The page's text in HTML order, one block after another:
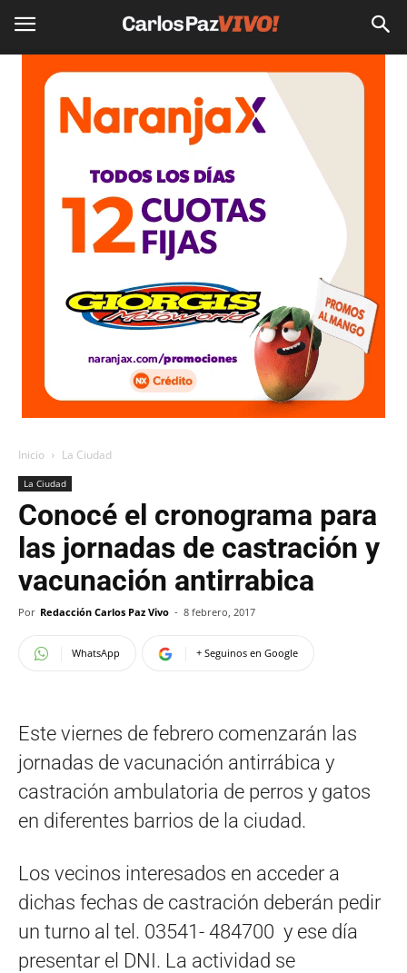
Inicio La Ciudad
La Ciudad
Conocé el cronograma para
las jornadas de castración y
vacunación antirrabica
Por Redacción Carlos Paz Vivo - 8 febrero, 2017
WhatsApp + Seguinos en Google
Este viernes de febrero comenzarán las
jornadas de vacunación antirrábica y
castración ambulatoria de perros y gatos
en diferentes barrios de la ciudad.
Los vecinos interesados en acceder a
dichas fechas de castración deberán pedir
un turno al tel. 03541- 484700 y ese día
presentar el DNI. La actividad se